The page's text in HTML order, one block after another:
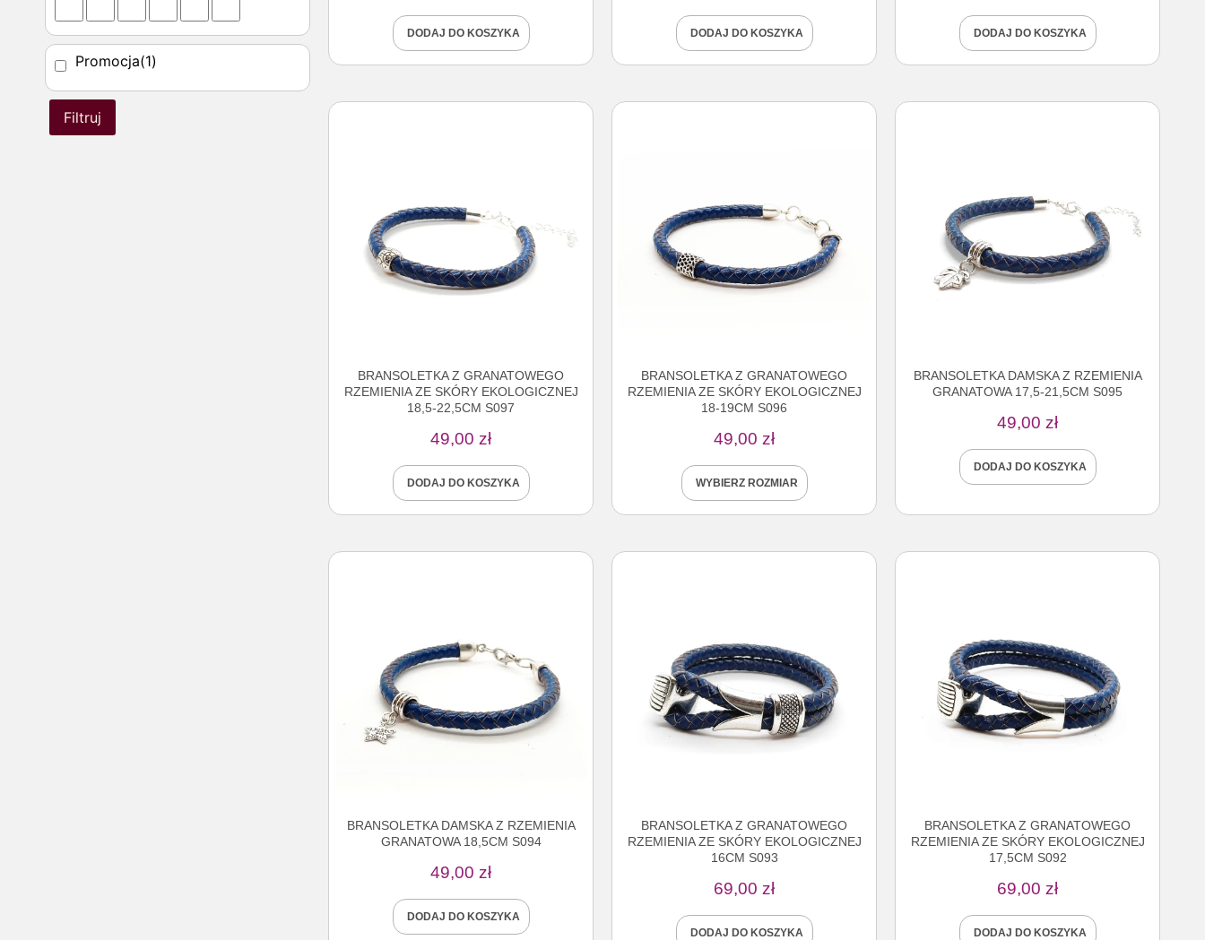
Promocja(1)
Filtruj
DODAJ DO KOSZYKA DODAJ DO KOSZYKA DODAJ DO KOSZYKA
BRANSOLETKA Z GRANATOWEGO
RZEMIENIA ZE SKÓRY EKOLOGICZNEJ
18,5-22,5CM S097
49,00 zł
DODAJ DO KOSZYKA
BRANSOLETKA Z GRANATOWEGO
RZEMIENIA ZE SKÓRY EKOLOGICZNEJ
18-19CM S096
49,00 zł
WYBIERZ ROZMIAR
BRANSOLETKA DAMSKA Z RZEMIENIA
GRANATOWA 17,5-21,5CM S095
49,00 zł
DODAJ DO KOSZYKA
BRANSOLETKA DAMSKA Z RZEMIENIA
GRANATOWA 18,5CM S094
49,00 zł
DODAJ DO KOSZYKA
BRANSOLETKA Z GRANATOWEGO
RZEMIENIA ZE SKÓRY EKOLOGICZNEJ
16CM S093
69,00 zł
DODAJ DO KOSZYKA
BRANSOLETKA Z GRANATOWEGO
RZEMIENIA ZE SKÓRY EKOLOGICZNEJ
17,5CM S092
69,00 zł
DODAJ DO KOSZYKA